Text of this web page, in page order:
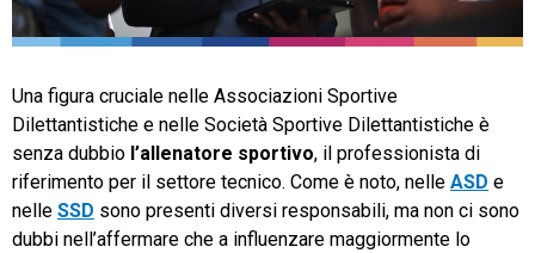
TeamSystem Corporate
TeamSystem Store
Una figura cruciale nelle Associazioni Sportive
Dilettantistiche e nelle Società Sportive Dilettantistiche è
senza dubbio l’allenatore sportivo, il professionista di
riferimento per il settore tecnico. Come è noto, nelle ASD e
nelle SSD sono presenti diversi responsabili, ma non ci sono
dubbi nell’affermare che a influenzare maggiormente lo